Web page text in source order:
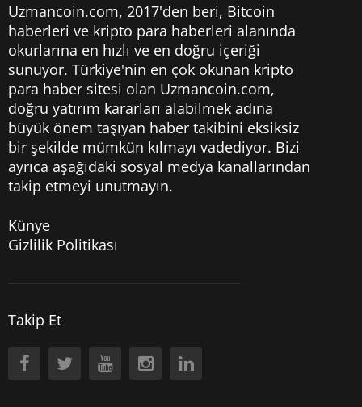
Uzmancoin.com, 2017'den beri, Bitcoin
haberleri ve kripto para haberleri alanında
okurlarına en hızlı ve en doğru içeriği
sunuyor. Türkiye'nin en çok okunan kripto
para haber sitesi olan Uzmancoin.com,
doğru yatırım kararları alabilmek adına
büyük önem taşıyan haber takibini eksiksiz
bir şekilde mümkün kılmayı vadediyor. Bizi
ayrıca aşağıdaki sosyal medya kanallarından
takip etmeyi unutmayın.
Künye
Gizlilik Politikası
Takip Et